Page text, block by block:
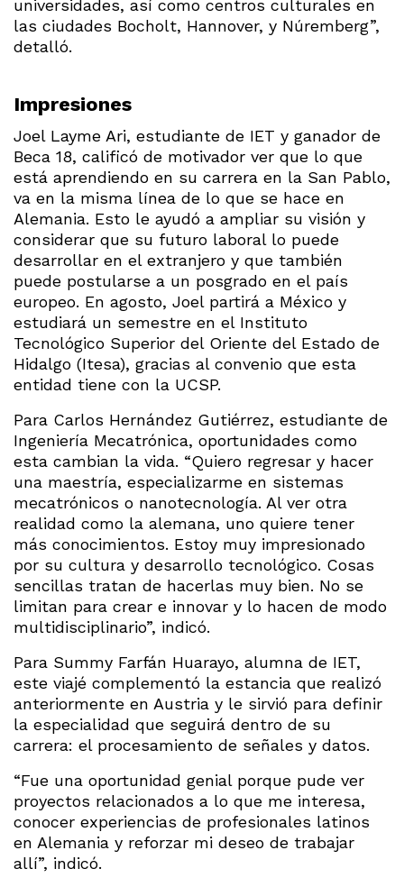
universidades, así como centros culturales en
las ciudades Bocholt, Hannover, y Núremberg”,
detalló.
Impresiones
Joel Layme Ari, estudiante de IET y ganador de
Beca 18, calificó de motivador ver que lo que
está aprendiendo en su carrera en la San Pablo,
va en la misma línea de lo que se hace en
Alemania. Esto le ayudó a ampliar su visión y
considerar que su futuro laboral lo puede
desarrollar en el extranjero y que también
puede postularse a un posgrado en el país
europeo. En agosto, Joel partirá a México y
estudiará un semestre en el Instituto
Tecnológico Superior del Oriente del Estado de
Hidalgo (Itesa), gracias al convenio que esta
entidad tiene con la UCSP.
Para Carlos Hernández Gutiérrez, estudiante de
Ingeniería Mecatrónica, oportunidades como
esta cambian la vida. “Quiero regresar y hacer
una maestría, especializarme en sistemas
mecatrónicos o nanotecnología. Al ver otra
realidad como la alemana, uno quiere tener
más conocimientos. Estoy muy impresionado
por su cultura y desarrollo tecnológico. Cosas
sencillas tratan de hacerlas muy bien. No se
limitan para crear e innovar y lo hacen de modo
multidisciplinario”, indicó.
Para Summy Farfán Huarayo, alumna de IET,
este viajé complementó la estancia que realizó
anteriormente en Austria y le sirvió para definir
la especialidad que seguirá dentro de su
carrera: el procesamiento de señales y datos.
“Fue una oportunidad genial porque pude ver
proyectos relacionados a lo que me interesa,
conocer experiencias de profesionales latinos
en Alemania y reforzar mi deseo de trabajar
allí”, indicó.